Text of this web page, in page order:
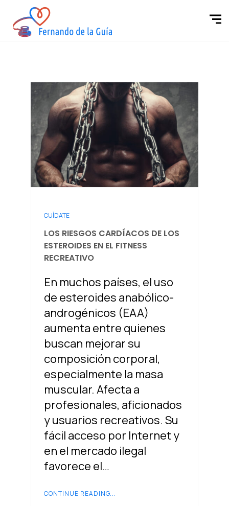
CUÍDATE
LOS RIESGOS CARDÍACOS DE LOS
ESTEROIDES EN EL FITNESS
RECREATIVO
En muchos países, el uso
de esteroides anabólico-
androgénicos (EAA)
aumenta entre quienes
buscan mejorar su
composición corporal,
especialmente la masa
muscular. Afecta a
profesionales, aficionados
y usuarios recreativos. Su
fácil acceso por Internet y
en el mercado ilegal
favorece el…
CONTINUE READING...